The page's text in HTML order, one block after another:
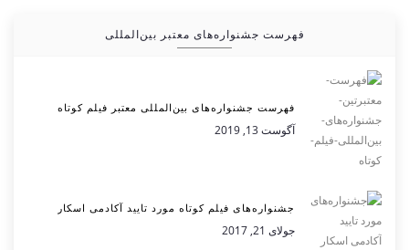
فهرست جشنواره‌های معتبر بین‌المللی
فهرست جشنواره‌های بین‌المللی معتبر فیلم کوتاه
آگوست 13, 2019
جشنواره‌های فیلم کوتاه مورد تایید آکادمی اسکار
جولای 21, 2017